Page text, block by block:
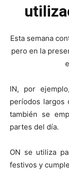
Esta semana
pero en la
IN, por
períodos largos
también se
partes del día.
ON se utiliza
festivos y